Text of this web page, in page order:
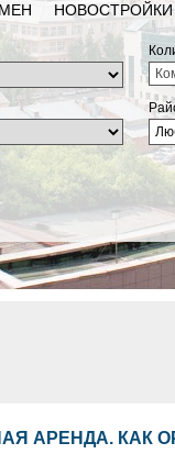
НОВОСТРОЙКИ
АРЕНДА. КАК